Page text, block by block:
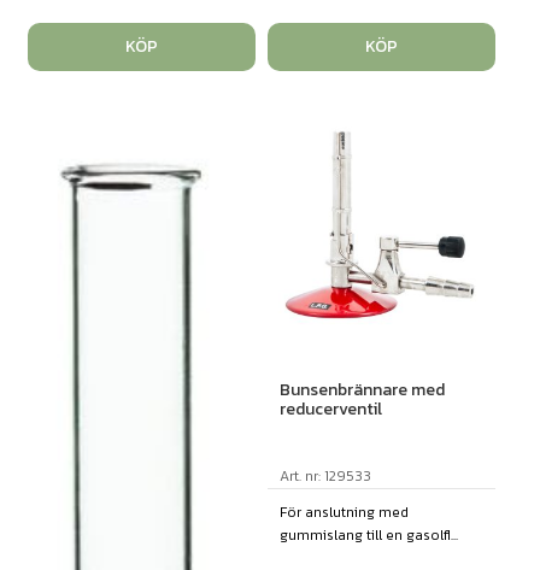
KÖP KÖP
Bunsenbrännare med
reducerventil
Art. nr: 129533
För anslutning med
gummislang till en gasolfl...